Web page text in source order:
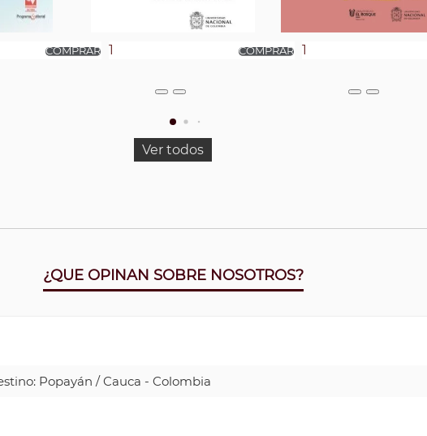
Ver todos
¿QUE OPINAN SOBRE NOSOTROS?
Popayán / Cauca - Colombia